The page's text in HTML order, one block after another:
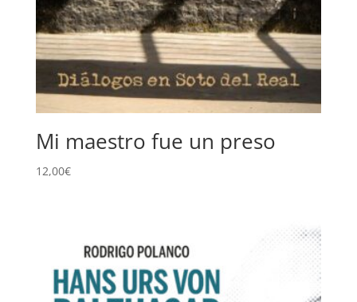
Mi maestro fue un preso
12,00€